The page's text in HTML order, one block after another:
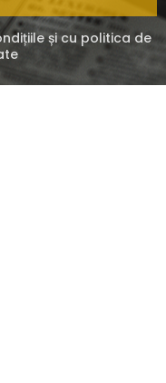
și cu politica de